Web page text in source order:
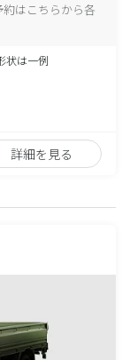
はこちらから各
状は一例
詳細を見る